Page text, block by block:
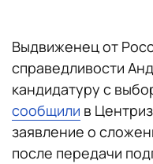
Выдвиженец от
справедливости
кандидатуру с
сообщили в
заявление о
после передачи